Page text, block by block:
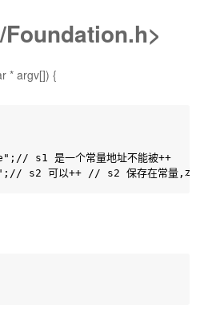
* argv[]) {
s1 是一个常量地址不能被++
s2 可以++ // s2 保存在常量,本身